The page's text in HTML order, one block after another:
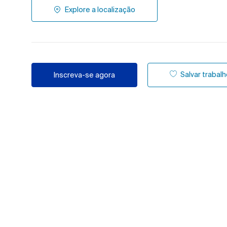
Explore a localização
Inscreva-se agora Salvar